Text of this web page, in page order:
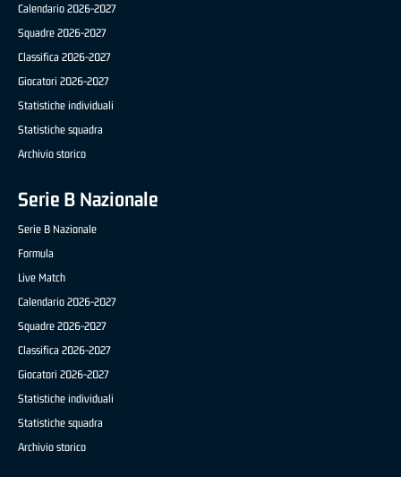
Calendario 2026-2027
Squadre 2026-2027
Classifica 2026-2027
Giocatori 2026-2027
Statistiche individuali
Statistiche squadra
Archivio storico
Serie B Nazionale
Serie B Nazionale
Formula
Live Match
Calendario 2026-2027
Squadre 2026-2027
Classifica 2026-2027
Giocatori 2026-2027
Statistiche individuali
Statistiche squadra
Archivio storico